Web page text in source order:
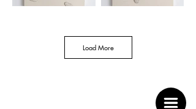
Load More